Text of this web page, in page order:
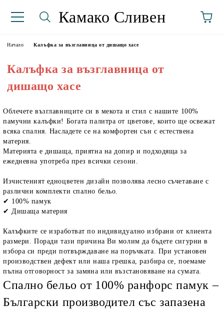
Камако Сливен
Начало Калъфка за възглавница от дишащо хасе
Калъфка за възглавница от
дишащо хасе
Облечете възглавниците си в мекота и стил с нашите 100%
памучни калъфки! Богата палитра от цветове, които ще освежат
всяка спалня. Насладете се на комфортен сън с естествена
материя.
Материята е дишаща, приятна на допир и подходяща за
ежедневна употреба през всички сезони.
Изчистеният едноцветен дизайн позволява лесно съчетаване с
различни комплекти спално бельо.
✔ 100% памук
✔ Дишаща материя
Калъфките се изработват по индивидуално избрани от клиента
размери. Поради тази причина Ви молим да бъдете сигурни в
избора си преди потвърждаване на поръчката. При установен
производствен дефект или наша грешка, разбира се, поемаме
пълна отговорност за замяна или възстановяване на сумата.
Спално бельо от 100% ранфорс памук –
Български производител със запазена